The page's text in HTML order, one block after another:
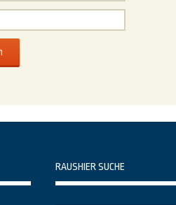
RAUSHIER SUCHE